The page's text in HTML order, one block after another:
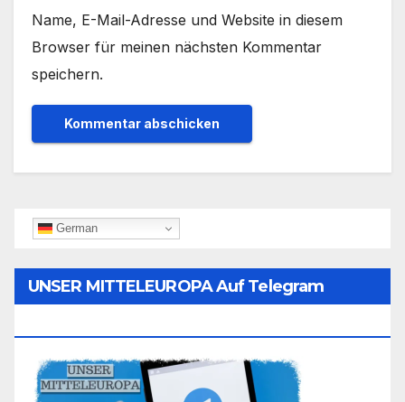
Name, E-Mail-Adresse und Website in diesem
Browser für meinen nächsten Kommentar
speichern.
German
UNSER MITTELEUROPA Auf Telegram